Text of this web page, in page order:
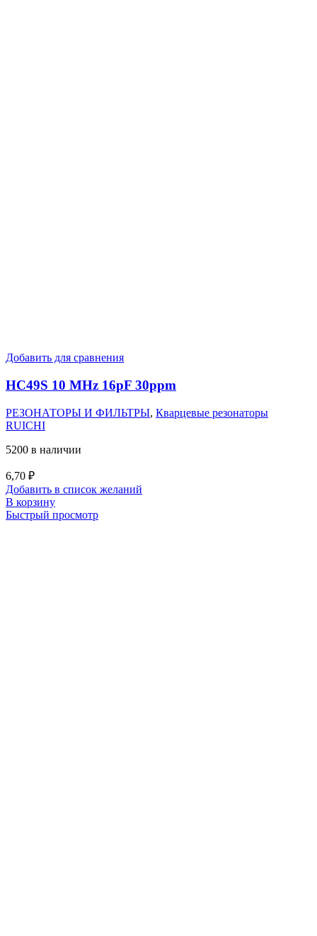
Добавить для сравнения
HC49S 10 MHz 16pF 30ppm
РЕЗОНАТОРЫ И ФИЛЬТРЫ, Кварцевые резонаторы
RUICHI
5200 в наличии
6,70 ₽
Добавить в список желаний
В корзину
Быстрый просмотр